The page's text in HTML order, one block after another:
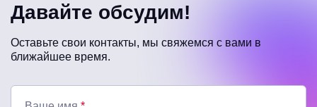
Давайте обсудим!
Оставьте свои контакты, мы свяжемся с вами в
ближайшее время.